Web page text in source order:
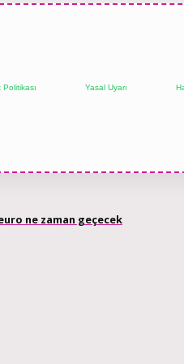
Politikası Yasal Uyarı
ne zaman geçecek